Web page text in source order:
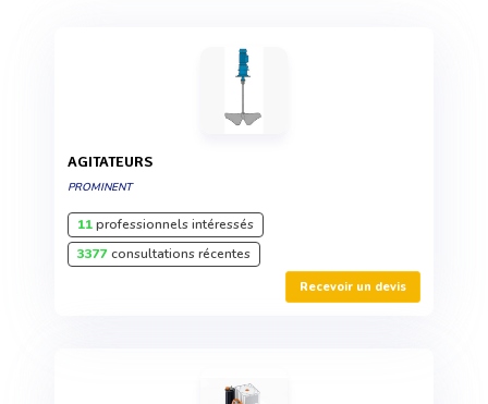
AGITATEURS
PROMINENT
11professionnels intéressés
3377consultations récentes
Recevoir un devis